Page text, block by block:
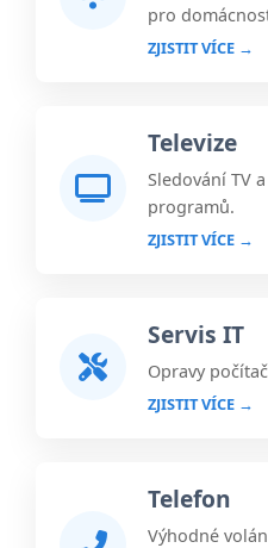
pro
ZJISTIT VÍCE →
Televize
Sledování TV
programů.
ZJISTIT VÍCE →
Servis IT
Opravy
ZJISTIT VÍCE →
Telefon
Výhodné